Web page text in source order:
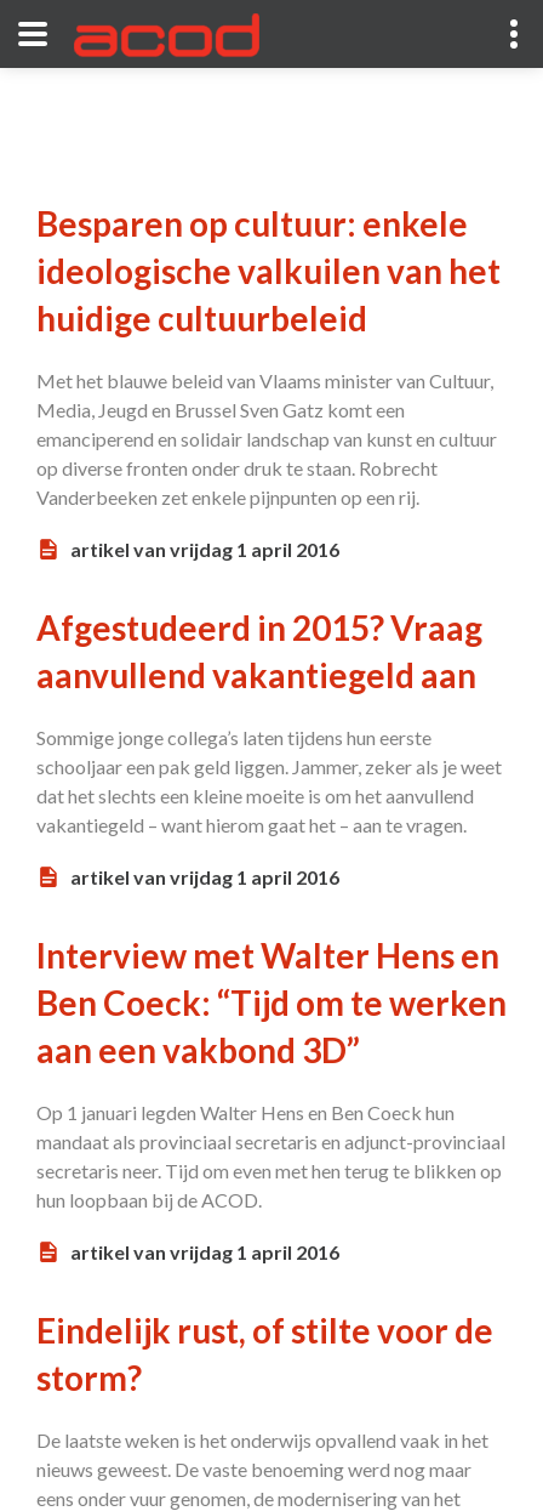
Besparen op cultuur: enkele
ideologische valkuilen van het
huidige cultuurbeleid
Met het blauwe beleid van Vlaams minister van Cultuur,
Media, Jeugd en Brussel Sven Gatz komt een
emanciperend en solidair landschap van kunst en cultuur
op diverse fronten onder druk te staan. Robrecht
Vanderbeeken zet enkele pijnpunten op een rij.
artikel van vrijdag 1 april 2016
Afgestudeerd in 2015? Vraag
aanvullend vakantiegeld aan
Sommige jonge collega’s laten tijdens hun eerste
schooljaar een pak geld liggen. Jammer, zeker als je weet
dat het slechts een kleine moeite is om het aanvullend
vakantiegeld – want hierom gaat het – aan te vragen.
artikel van vrijdag 1 april 2016
Interview met Walter Hens en
Ben Coeck: “Tijd om te werken
aan een vakbond 3D”
Op 1 januari legden Walter Hens en Ben Coeck hun
mandaat als provinciaal secretaris en adjunct-provinciaal
secretaris neer. Tijd om even met hen terug te blikken op
hun loopbaan bij de ACOD.
artikel van vrijdag 1 april 2016
Eindelijk rust, of stilte voor de
storm?
De laatste weken is het onderwijs opvallend vaak in het
nieuws geweest. De vaste benoeming werd nog maar
eens onder vuur genomen, de modernisering van het